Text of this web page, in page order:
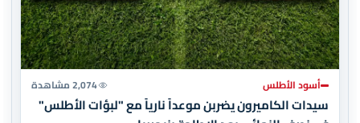
أسود الأطلس 2,074 مشاهدة
سيدات الكاميرون يضربن موعداً نارياً مع "لبؤات الأطلس"